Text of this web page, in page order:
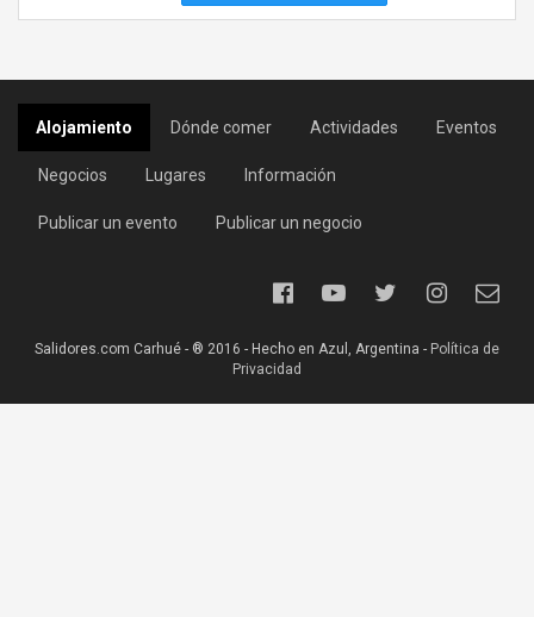
Alojamiento Dónde comer Actividades Eventos
Negocios Lugares Información
Publicar un evento Publicar un negocio
Salidores.com Carhué - ® 2016 - Hecho en Azul, Argentina - Política de
Privacidad